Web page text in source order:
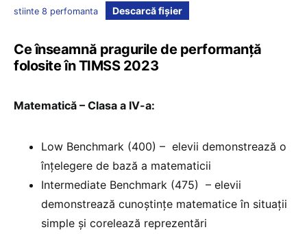
stiinte 8 perfomanta Descarcă fișier
Ce înseamnă pragurile de performanță
folosite în TIMSS 2023
Matematică – Clasa a IV-a:
Low Benchmark (400) – elevii demonstrează o
înțelegere de bază a matematicii
Intermediate Benchmark (475) – elevii
demonstrează cunoștințe matematice în situații
simple și corelează reprezentări